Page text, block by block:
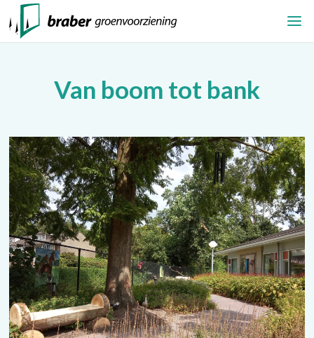
Van boom tot bank